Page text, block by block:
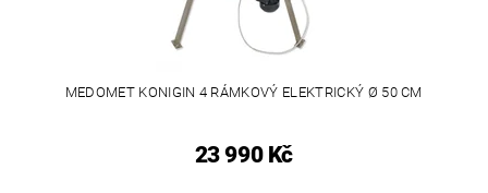
MEDOMET KONIGIN 4 RÁMKOVÝ ELEKTRICKÝ Ø 50 CM
23 990 Kč